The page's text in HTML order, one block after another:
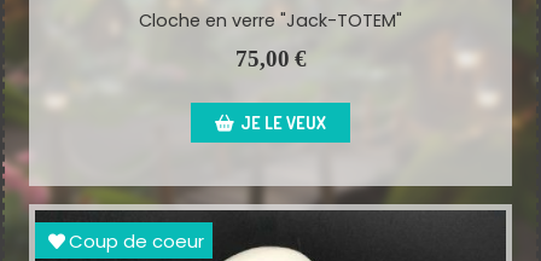
Cloche en verre "Jack-TOTEM"
75,00 €
JE LE VEUX
Coup de coeur